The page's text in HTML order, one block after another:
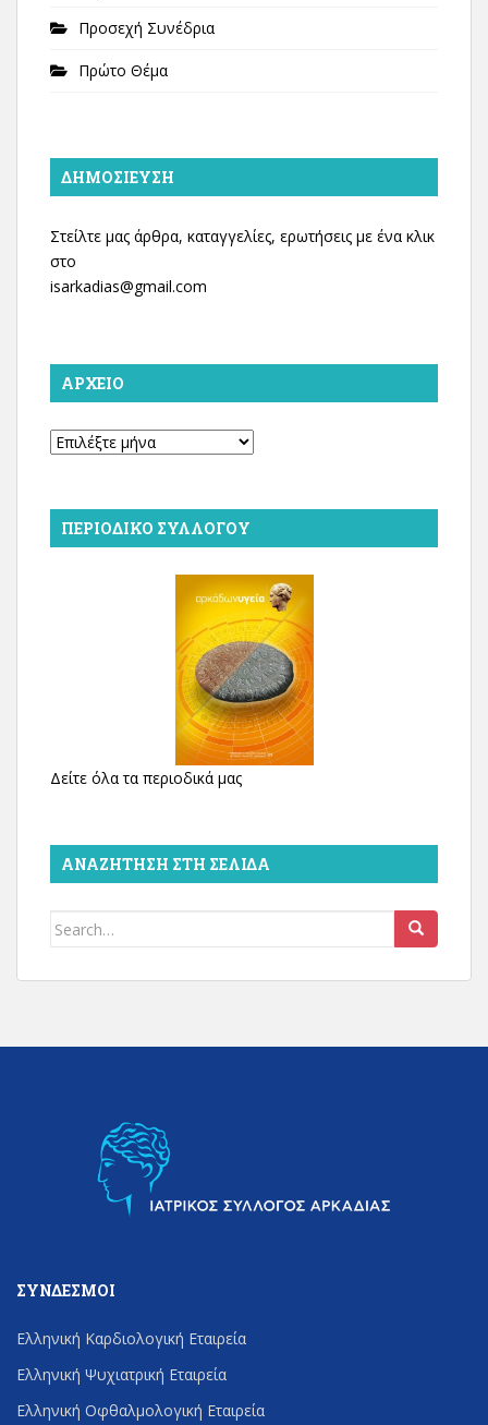
Προσεχή Συνέδρια
Πρώτο Θέμα
ΔΗΜΟΣΊΕΥΣΗ
Στείλτε μας άρθρα, καταγγελίες, ερωτήσεις με ένα κλικ
στο
isarkadias@gmail.com
ΑΡΧΕΊΟ
Αρχείο
ΠΕΡΙΟΔΙΚΌ ΣΥΛΛΌΓΟΥ
Δείτε όλα τα περιοδικά μας
ΑΝΑΖΉΤΗΣΗ ΣΤΗ ΣΕΛΊΔΑ
Search
ΣΎΝΔΕΣΜΟΙ
Ελληνική Καρδιολογική Εταιρεία
Ελληνική Ψυχιατρική Εταιρεία
Ελληνική Οφθαλμολογική Εταιρεία